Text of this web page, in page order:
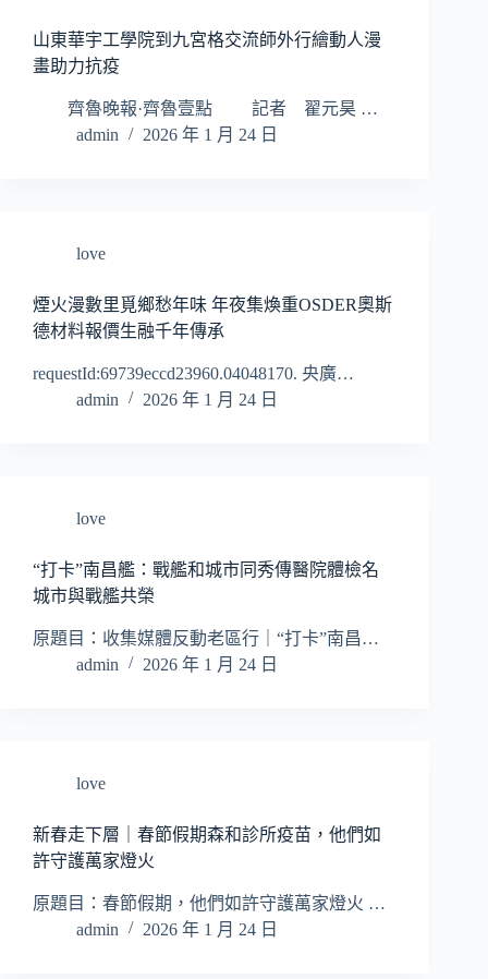
山東華宇工學院到九宮格交流師外行繪動人漫
畫助力抗疫
齊魯晚報·齊魯壹點 記者 翟元昊 …
admin
2026 年 1 月 24 日
love
煙火漫數里覓鄉愁年味 年夜集煥重OSDER奧斯
德材料報價生融千年傳承
requestId:69739eccd23960.04048170. 央廣…
admin
2026 年 1 月 24 日
love
“打卡”南昌艦：戰艦和城市同秀傳醫院體檢名
城市與戰艦共榮
原題目：收集媒體反動老區行｜“打卡”南昌…
admin
2026 年 1 月 24 日
love
新春走下層｜春節假期森和診所疫苗，他們如
許守護萬家燈火
原題目：春節假期，他們如許守護萬家燈火 …
admin
2026 年 1 月 24 日